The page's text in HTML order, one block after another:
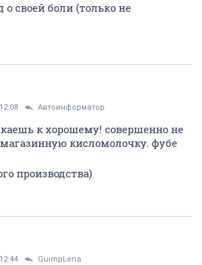
своей боли (только не
Автоинформатор
к хорошему! совершенно не
кисломолочку. фубе
производства)
GuimpLena